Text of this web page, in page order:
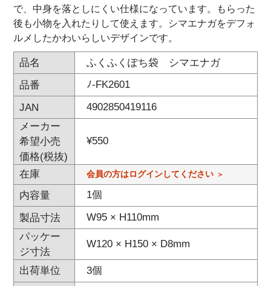
で、中身を落としにくい仕様になっています。もらった
後も小物を入れたりして使えます。シマエナガをデフォ
ルメしたかわいらしいデザインです。
品名
ふくふくぽち袋 シマエナガ
品番
ﾉ-FK2601
JAN
4902850419116
メーカー
希望小売
価格(税抜)
¥550
在庫 会員の方はログインしてください
内容量
1個
製品寸法
W95 × H110mm
パッケー
ジ寸法
W120 × H150 × D8mm
出荷単位
3個